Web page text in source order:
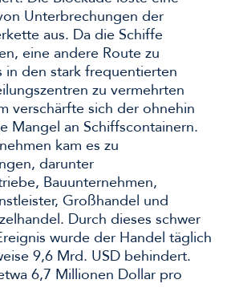
Unterbrechungen der
aus. Da die Schiffe
eine andere Route zu
in den stark frequentierten
zu vermehrten
verschärfte sich der ohnehin
Mangel an Schiffscontainern.
kam es zu
darunter
Bauunternehmen,
Großhandel und
Durch dieses schwer
wurde der Handel täglich
9,6 Mrd. USD behindert.
6,7 Millionen Dollar pro